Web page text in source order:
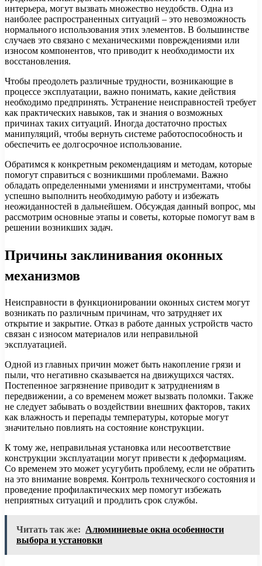
интерьера, могут вызвать множество неудобств. Одна из
наиболее распространенных ситуаций – это невозможность
нормального использования этих элементов. В большинстве
случаев это связано с механическими повреждениями или
износом компонентов, что приводит к необходимости их
восстановления.
Чтобы преодолеть различные трудности, возникающие в
процессе эксплуатации, важно понимать, какие действия
необходимо предпринять. Устранение неисправностей требует
как практических навыков, так и знания о возможных
причинах таких ситуаций. Иногда достаточно простых
манипуляций, чтобы вернуть системе работоспособность и
обеспечить ее долгосрочное использование.
Обратимся к конкретным рекомендациям и методам, которые
помогут справиться с возникшими проблемами. Важно
обладать определенными умениями и инструментами, чтобы
успешно выполнить необходимую работу и избежать
неожиданностей в дальнейшем. Обсуждая данный вопрос, мы
рассмотрим основные этапы и советы, которые помогут вам в
решении возникших задач.
Причины заклинивания оконных
механизмов
Неисправности в функционировании оконных систем могут
возникать по различным причинам, что затрудняет их
открытие и закрытие. Отказ в работе данных устройств часто
связан с износом материалов или неправильной
эксплуатацией.
Одной из главных причин может быть накопление грязи и
пыли, что негативно сказывается на движущихся частях.
Постепенное загрязнение приводит к затруднениям в
передвижении, а со временем может вызвать поломки. Также
не следует забывать о воздействии внешних факторов, таких
как влажность и перепады температуры, которые могут
значительно повлиять на состояние конструкции.
К тому же, неправильная установка или несоответствие
конструкции эксплуатации могут привести к деформациям.
Со временем это может усугубить проблему, если не обратить
на это внимание вовремя. Контроль технического состояния и
проведение профилактических мер помогут избежать
неприятных ситуаций и продлить срок службы.
Читать так же: Алюминиевые окна особенности
выбора и установки